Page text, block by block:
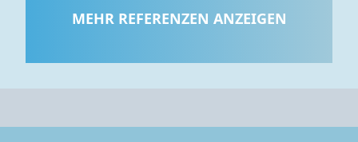
MEHR REFERENZEN ANZEIGEN